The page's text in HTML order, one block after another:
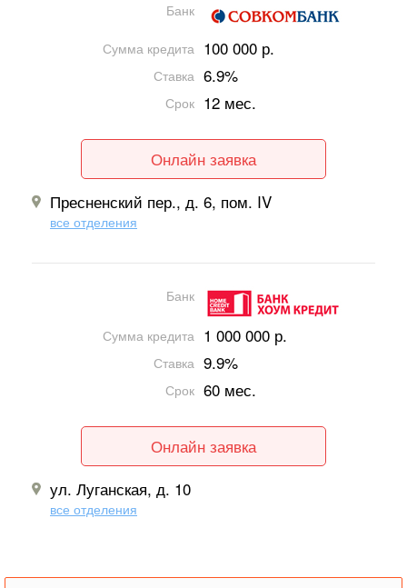
Банк
Сумма кредита 100 000 р.
Ставка 6.9%
Срок 12 мес.
Онлайн заявка
Пресненский пер., д. 6, пом. IV
все отделения
Банк
Сумма кредита 1 000 000 р.
Ставка 9.9%
Срок 60 мес.
Онлайн заявка
ул. Луганская, д. 10
все отделения